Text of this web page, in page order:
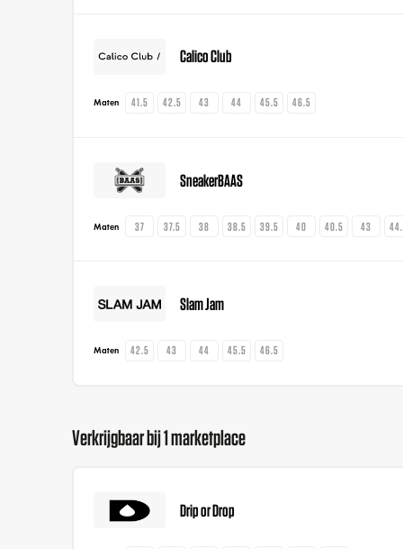
Calico Club
Maten 41.5 42.5 43 44 45.5 46.5
SneakerBAAS
Maten 37 37.5 38 38.5 39.5 40 40.5 43
Slam Jam
Maten 42.5 43 44 45.5 46.5
Verkrijgbaar bij 1 marketplace
Drip or Drop